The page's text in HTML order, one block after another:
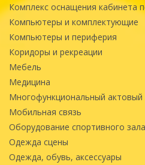
Комплекс оснащения кабинета
Компьютеры и комплектующие
Компьютеры и периферия
Коридоры и рекреации
Мебель
Медицина
Многофункциональный актовый
Мобильная связь
Оборудование спортивного зала
Одежда сцены
Одежда, обувь, аксессуары